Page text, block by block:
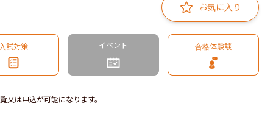
お気に入り
試対策 イベント 合格体験談
は申込が可能になります。